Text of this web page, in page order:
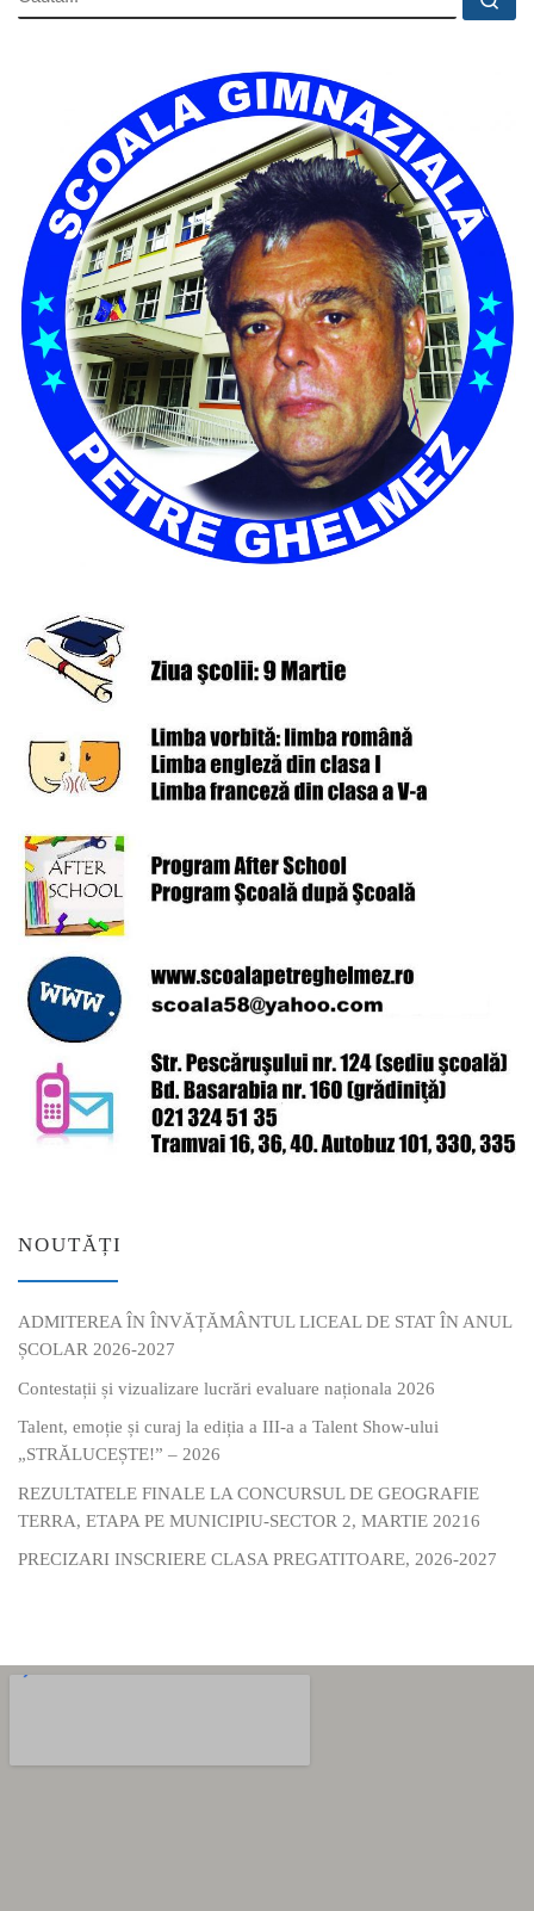
NOUTĂȚI
ADMITEREA ÎN ÎNVĂȚĂMÂNTUL LICEAL DE STAT ÎN ANUL
ȘCOLAR 2026-2027
Contestații și vizualizare lucrări evaluare naționala 2026
Talent, emoție și curaj la ediția a III-a a Talent Show-ului
„STRĂLUCEȘTE!” – 2026
REZULTATELE FINALE LA CONCURSUL DE GEOGRAFIE
TERRA, ETAPA PE MUNICIPIU-SECTOR 2, MARTIE 20216
PRECIZARI INSCRIERE CLASA PREGATITOARE, 2026-2027